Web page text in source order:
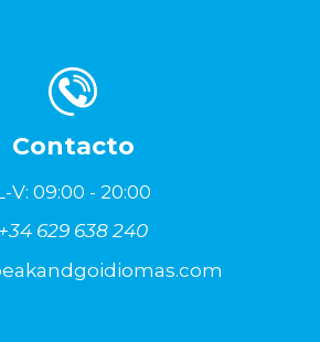
Contacto
V: 09:00 - 20:00
+34 629 638 240